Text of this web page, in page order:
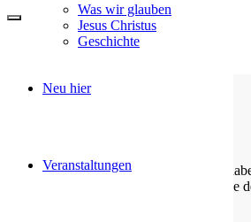
Was wir glauben
Jesus Christus
Geschichte
Neu hier
Veranstaltungen
Siehe, was ich früher verkündigt
So verkündige ich auch Neues; ehe